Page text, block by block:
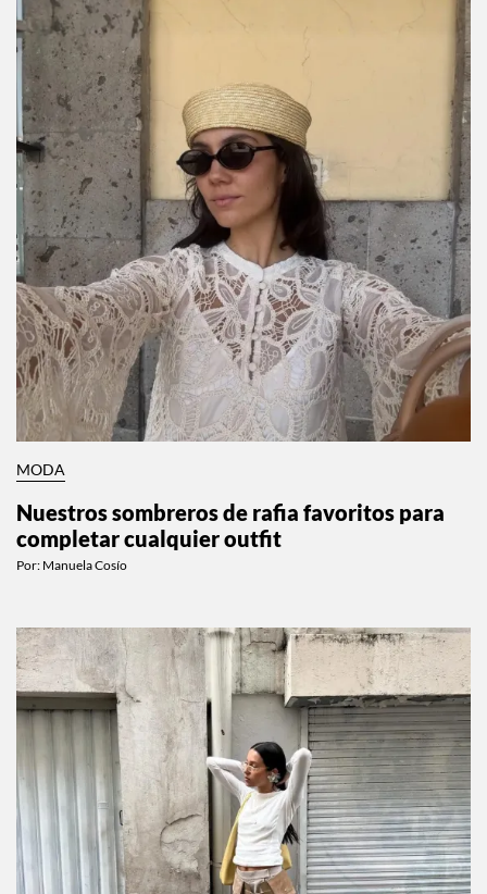
MODA
Nuestros sombreros de rafia favoritos para
completar cualquier outfit
Por: Manuela Cosío